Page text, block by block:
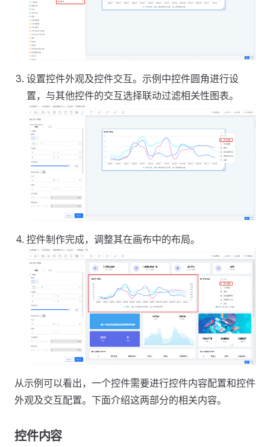
设置控件外观及控件交互。示例中控件圆角进行设
置，与其他控件的交互选择联动过滤相关性图表。
控件制作完成，调整其在画布中的布局。
从示例可以看出，一个控件需要进行控件内容配置和控件
外观及交互配置。下面介绍这两部分的相关内容。
控件内容